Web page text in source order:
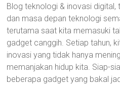
Blog teknologi & inovasi digital,
dan masa depan teknologi
terutama saat kita memasuki
gadget canggih. Setiap tahun,
inovasi yang tidak hanya
memanjakan hidup kita. Siap-
beberapa gadget yang bakal